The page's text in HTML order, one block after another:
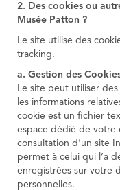
2. Des cookies ou
Musée Patton ?
Le site utilise des
tracking.
a. Gestion des
Le site peut utiliser
les informations
cookie est un fichier
espace dédié de votre
consultation d’un site
permet à celui qui l’a
enregistrées sur votre
personnelles.